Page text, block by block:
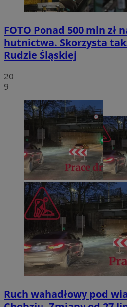
FOTO Ponad 500 mln zł
hutnictwa. Skorzysta
Rudzie Śląskiej
20
9
Ruch wahadłowy pod